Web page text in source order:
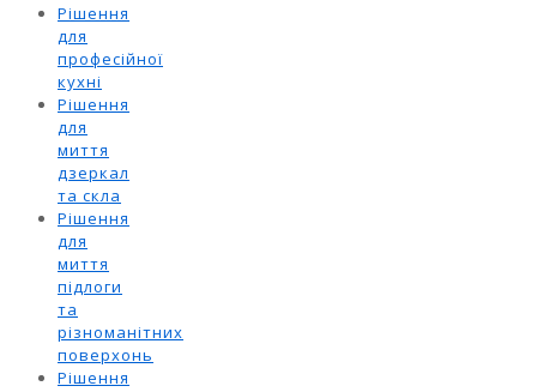
Рішення
для
професійної
кухні
Рішення
для
миття
дзеркал
та скла
Рішення
для
миття
підлоги
та
різноманітних
поверхонь
Рішення